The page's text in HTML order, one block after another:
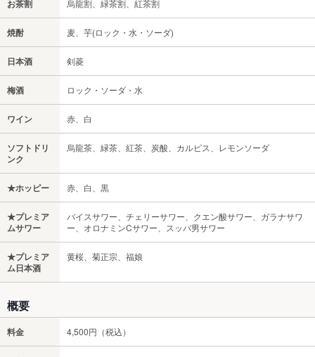
お茶割 烏龍割、緑茶割、紅茶割
焼酎 麦、芋(ロック・水・ソーダ)
日本酒 剣菱
梅酒 ロック・ソーダ・水
ワイン 赤、白
ソフトドリ
ンク
烏龍茶、緑茶、紅茶、炭酸、カルピス、レモンソーダ
★ホッピー 赤、白、黒
★プレミア
ムサワー
バイスサワー、チェリーサワー、クエン酸サワー、ガラナサワ
ー、オロナミンCサワー、スッパ男サワー
★プレミア
ム日本酒
黄桜、菊正宗、福娘
概要
料金 4,500円（税込）